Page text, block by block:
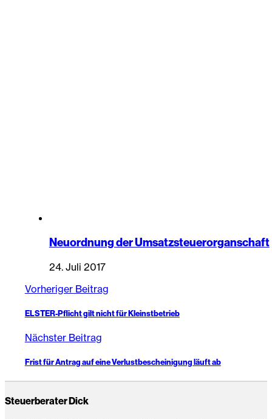
Neuordnung der Umsatzsteuerorganschaft
24. Juli 2017
Vorheriger Beitrag
ELSTER-Pflicht gilt nicht für Kleinstbetrieb
Nächster Beitrag
Frist für Antrag auf eine Verlustbescheinigung läuft ab
Steuerberater Dick